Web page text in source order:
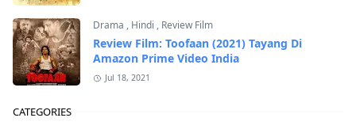
Drama , Hindi , Review Film
Review Film: Toofaan (2021) Tayang Di
Amazon Prime Video India
Jul 18, 2021
CATEGORIES